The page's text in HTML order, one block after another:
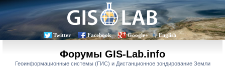
Twitter Facebook Google+ English
Форумы GIS-Lab.info
Геоинформационные системы (ГИС) и Дистанционное зондирование Земли